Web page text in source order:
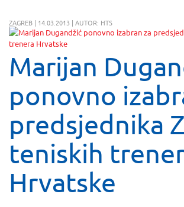
ZAGREB | 14.03.2013 | AUTOR: HTS
Marijan
ponovno
predsjednika
teniskih
Hrvatske